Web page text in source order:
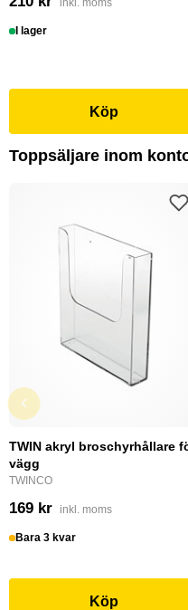
inkl. moms
I lager
Köp
Toppsäljare inom
TWIN akryl broschyrhållare
vägg
TWINCO
169 kr inkl. moms
Bara 3 kvar
Köp